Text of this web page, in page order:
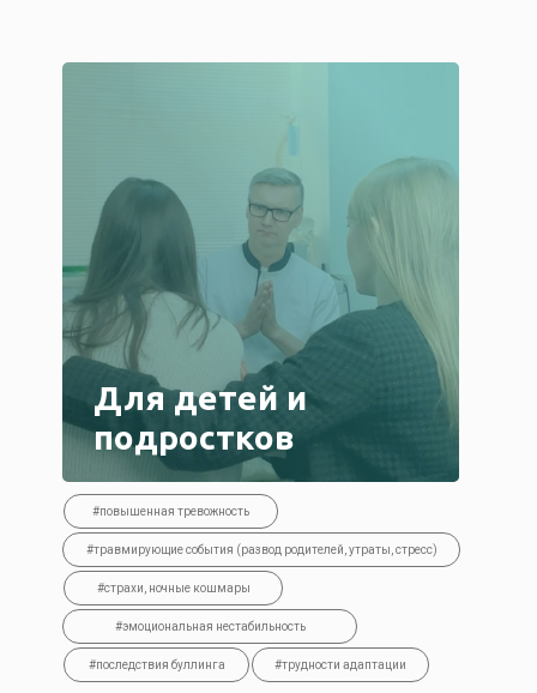
Для детей и
подростков
#травмирующие события (развод родителей, утраты, стресс)
#повышенная тревожность
#страхи, ночные кошмары
#трудности адаптации
#последствия буллинга
#эмоциональная нестабильность